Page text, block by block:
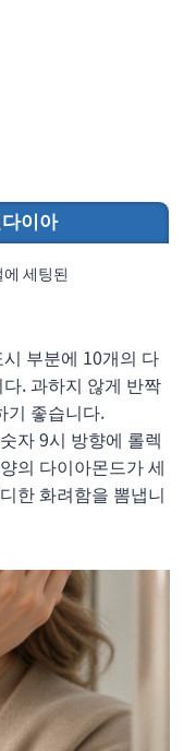
이아
세팅된
부분에 10개의 다
. 과하지 않게 반짝
기 좋습니다.
자 9시 방향에 롤렉
의 다이아몬드가 세
한 화려함을 뽐냅니